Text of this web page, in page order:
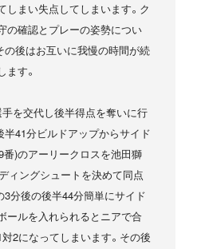
しまい失点してしまいます。ク
の確認とプレーの姿勢につい
の後はお互いに我慢の時間が続
す。
を交代し後半得点を奪いに行
半41分ビルドアップからサイド
)のアーリークロスを池田獅
ィングシュートを決めて同点
3分後の後半44分簡単にサイド
ールを入れられるとニアで合
2になってしまいます。その後